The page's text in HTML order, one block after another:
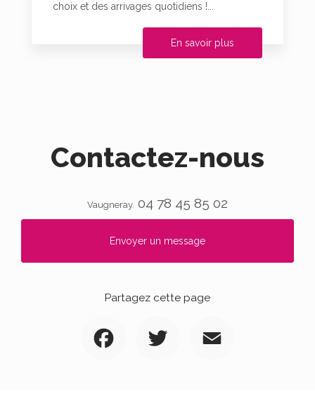
choix et des arrivages quotidiens !...
En savoir plus
Contactez-nous
Vaugneray. 04 78 45 85 02
Envoyer un message
Partagez cette page